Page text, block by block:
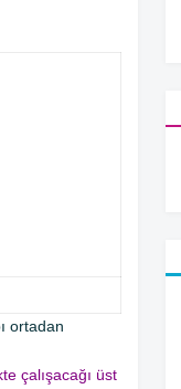
ortadan
çalışacağı üst